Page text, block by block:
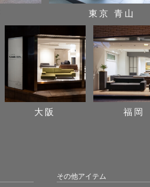
東京 青山
大阪 福岡
その他アイテム